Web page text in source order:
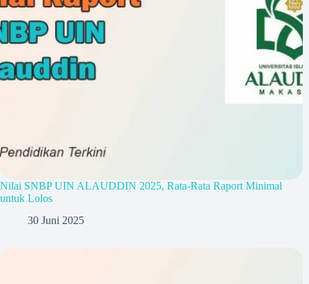
Nilai SNBP UIN ALAUDDIN 2025, Rata-Rata Raport Minimal
untuk Lolos
30 Juni 2025